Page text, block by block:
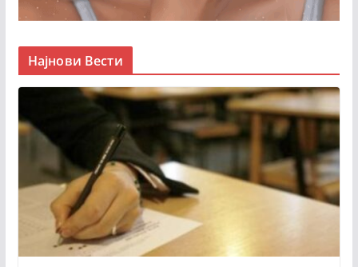
Најнови Вести